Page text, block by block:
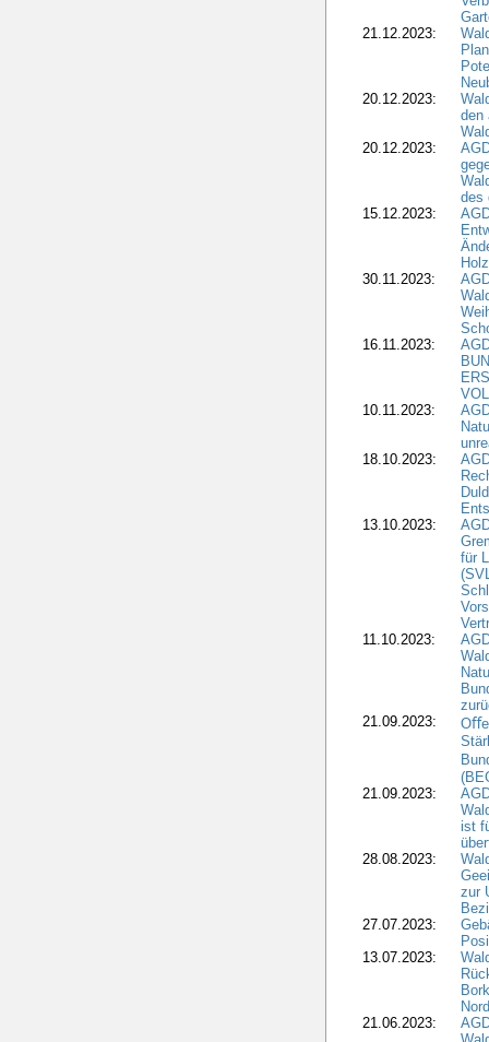
21.12.2023:
20.12.2023:
den
20.12.2023:
des
15.12.2023:
30.11.2023:
16.11.2023:
10.11.2023:
18.10.2023:
13.10.2023:
für
11.10.2023:
21.09.2023:
21.09.2023:
ist
28.08.2023:
zur
27.07.2023:
13.07.2023:
21.06.2023: